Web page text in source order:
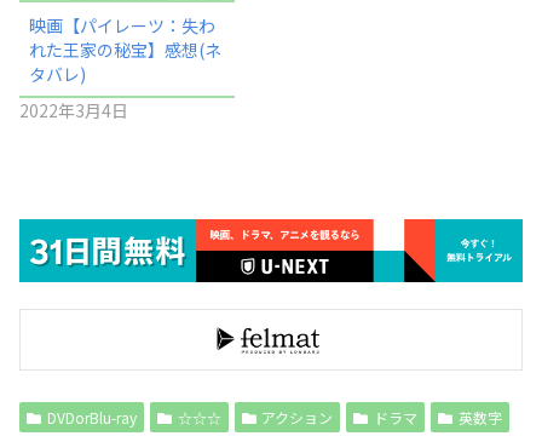
映画【パイレーツ：失わ
れた王家の秘宝】感想(ネ
タバレ)
2022年3月4日
DVDorBlu-ray ☆☆☆ アクション ドラマ 英数字